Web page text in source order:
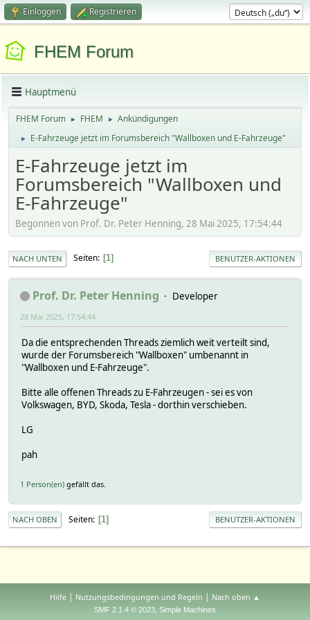
Einloggen Registrieren
FHEM Forum
Hauptmenü
FHEM Forum ► FHEM ► Ankündigungen
► E-Fahrzeuge jetzt im Forumsbereich "Wallboxen und E-Fahrzeuge"
E-Fahrzeuge jetzt im
Forumsbereich "Wallboxen und
E-Fahrzeuge"
Begonnen von Prof. Dr. Peter Henning, 28 Mai 2025, 17:54:44
NACH UNTEN Seiten 1 BENUTZER-AKTIONEN
Prof. Dr. Peter Henning Developer
28 Mai 2025, 17:54:44
Da die entsprechenden Threads ziemlich weit verteilt sind,
wurde der Forumsbereich "Wallboxen" umbenannt in
"Wallboxen und E-Fahrzeuge".
Bitte alle offenen Threads zu E-Fahrzeugen - sei es von
Volkswagen, BYD, Skoda, Tesla - dorthin verschieben.
LG
pah
1 Person(en) gefällt das.
NACH OBEN Seiten 1 BENUTZER-AKTIONEN
Hilfe Nutzungsbedingungen und Regeln Nach oben ▲
SMF 2.1.4 © 2023, Simple Machines